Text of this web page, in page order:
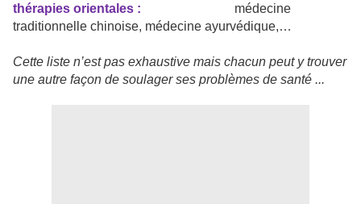
thérapies orientales : médecine
traditionnelle chinoise, médecine ayurvédique,…
Cette liste n’est pas exhaustive mais chacun peut y trouver
une autre façon de soulager ses problèmes de santé ...